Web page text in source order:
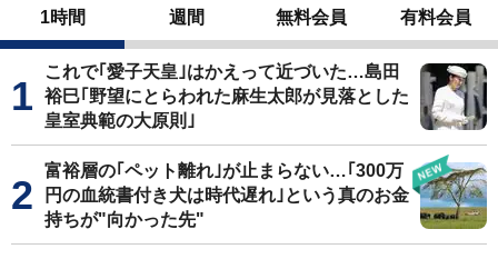
1時間 週間 無料会員 有料会員
これで｢愛子天皇｣はかえって近づいた…島田
裕巳｢野望にとらわれた麻生太郎が見落とした
皇室典範の大原則｣
富裕層の｢ペット離れ｣が止まらない…｢300万
円の血統書付き犬は時代遅れ｣という真のお金
持ちが"向かった先"